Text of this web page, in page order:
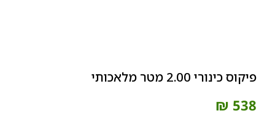
פיקוס כינורי 2.00 מטר מלאכותי
₪ 538